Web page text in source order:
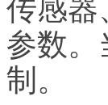
传感器
参数。
制。